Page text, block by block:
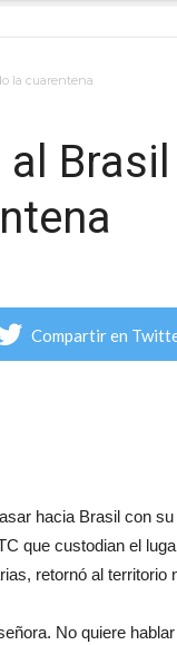
la cuarentena
Compartir en
hacia Brasil con
que custodian el
retornó al territorio
No quiere